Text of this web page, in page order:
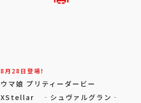
8月28日登場！
ウマ娘 プリティーダービー
XStellar ‐シュヴァルグラン‐